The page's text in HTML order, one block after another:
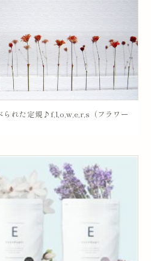
られた定規♪f,l,o,w,e,r,s（フラワー